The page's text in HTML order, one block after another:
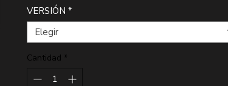
VERSIÓN *
Elegir
Cantidad *